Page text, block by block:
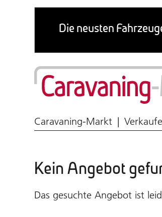
Caravaning-Markt
Kein Angebot
Das gesuchte Angebot ist